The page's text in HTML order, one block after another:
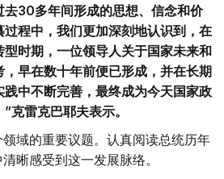
去30多年间形成的思想、信念和价
过程中，我们更加深刻地认识到，在
型时期，一位领导人关于国家未来和
，早在数十年前便已形成，并在长期
践中不断完善，最终成为今天国家政
克雷克巴耶夫表示。
域的重要议题。认真阅读总统历年
晰感受到这一发展脉络。